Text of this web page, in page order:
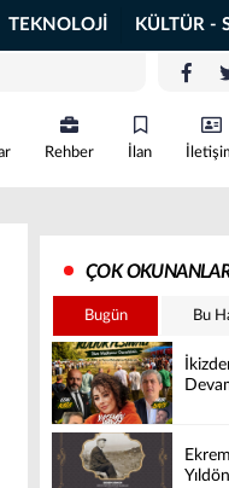
TEKNOLOJİ KÜLTÜR -
Rehber İlan
ÇOK
Bugün Bu